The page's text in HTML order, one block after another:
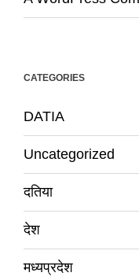
CATEGORIES
DATIA
Uncategorized
दतिया
देश
मध्यप्रदेश